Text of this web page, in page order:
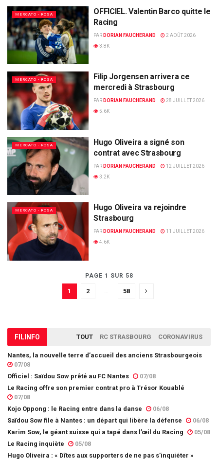
MERCATO - RCSA
OFFICIEL. Valentin Barco quitte le
Racing
PAR DORIAN FAUCHERAND
2 AOÛT 2026
3.8K
MERCATO - RCSA
Filip Jorgensen arrivera ce
mercredi à Strasbourg
PAR DORIAN FAUCHERAND
28 JUILLET 2026
5.6K
MERCATO - RCSA
Hugo Oliveira a signé son
contrat avec Strasbourg
PAR DORIAN FAUCHERAND
12 JUILLET 2026
3.2K
MERCATO - RCSA
Hugo Oliveira va rejoindre
Strasbourg
PAR DORIAN FAUCHERAND
11 JUILLET 2026
4.6K
PAGE 1 SUR 58
1 2 58
FIL INFO TOUT RC STRASBOURG CORONAVIRUS
Nantes, la nouvelle terre d’accueil des anciens Strasbourgeois
07/08
Officiel : Saïdou Sow prêté au FC Nantes
07/08
Le Racing offre son premier contrat pro à Trésor Kouablé
07/08
Kojo Oppong : le Racing entre dans la danse
06/08
Saïdou Sow file à Nantes : un départ qui libère la défense
06/08
Karim Sow, le géant suisse qui a tapé dans l’œil du Racing
05/08
Le Racing inquiète
05/08
Hugo Oliveira : « Dîtes aux supporters de ne pas s’inquiéter »